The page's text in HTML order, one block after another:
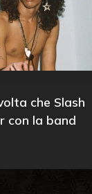
che Slash
con la band